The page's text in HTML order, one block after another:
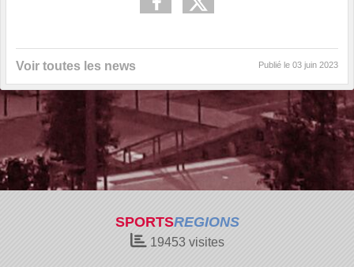
Voir toutes les news Publié le 03 juin 2023
SPORTSREGIONS
19453visites